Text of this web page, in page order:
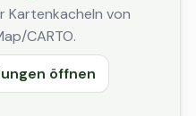
Kartenkacheln von
CARTO.
öffnen